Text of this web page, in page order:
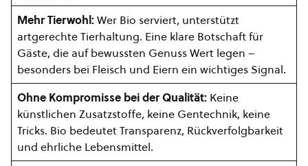
Mehr Tierwohl:Wer Bio serviert, unterstützt
artgerechte Tierhaltung. Eine klare Botschaft für
Gäste, die auf bewussten Genuss Wert legen –
besonders bei Fleisch und Eiern ein wichtiges Signal.
Ohne Kompromisse bei der Qualität: Keine
künstlichen Zusatzstoffe, keine Gentechnik, keine
Tricks. Bio bedeutet Transparenz, Rückverfolgbarkeit
und ehrliche Lebensmittel.